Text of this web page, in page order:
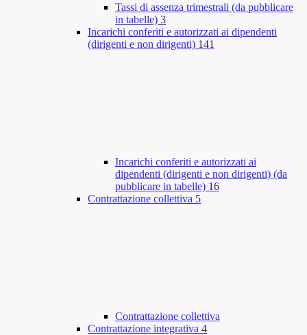
Tassi di assenza trimestrali (da pubblicare
in tabelle) 3
Incarichi conferiti e autorizzati ai dipendenti
(dirigenti e non dirigenti) 141
Incarichi conferiti e autorizzati ai
dipendenti (dirigenti e non dirigenti) (da
pubblicare in tabelle) 16
Contrattazione collettiva 5
Contrattazione collettiva
Contrattazione integrativa 4